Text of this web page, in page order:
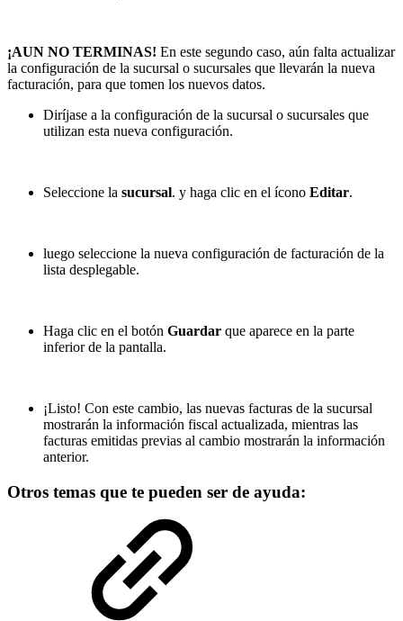
¡AUN NO TERMINAS! En este segundo caso, aún falta actualizar
la configuración de la sucursal o sucursales que llevarán la nueva
facturación, para que tomen los nuevos datos.
Diríjase a la configuración de la sucursal o sucursales que
utilizan esta nueva configuración.
Seleccione la sucursal. y haga clic en el ícono Editar.
luego seleccione la nueva configuración de facturación de la
lista desplegable.
Haga clic en el botón Guardar que aparece en la parte
inferior de la pantalla.
¡Listo! Con este cambio, las nuevas facturas de la sucursal
mostrarán la información fiscal actualizada, mientras las
facturas emitidas previas al cambio mostrarán la información
anterior.
Otros temas que te pueden ser de ayuda: